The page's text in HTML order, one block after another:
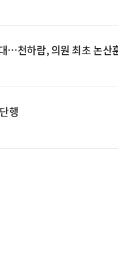
…천하람, 의원 최초 논산
행